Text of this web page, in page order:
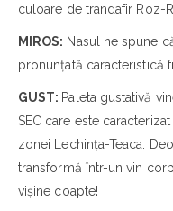
culoare de trandafir Roz-
MIROS: Nasul ne spune
pronunțată caracteristică
GUST: Paleta gustativă
SEC care este
zonei Lechința-Teaca.
transformă într-un vin
vișine coapte!